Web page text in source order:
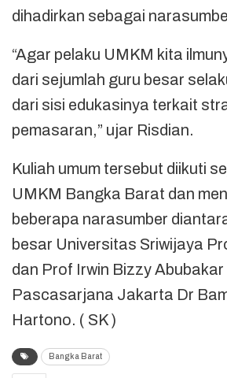
dihadirkan sebagai
“Agar pelaku UMKM kita
dari sejumlah guru besar
dari sisi edukasinya terkait
pemasaran,” ujar Risdian.
Kuliah umum tersebut diikuti
UMKM Bangka Barat dan
beberapa narasumber
besar Universitas Sriwijaya
dan Prof Irwin Bizzy
Pascasarjana Jakarta Dr
Hartono. ( SK )
Bangka Barat